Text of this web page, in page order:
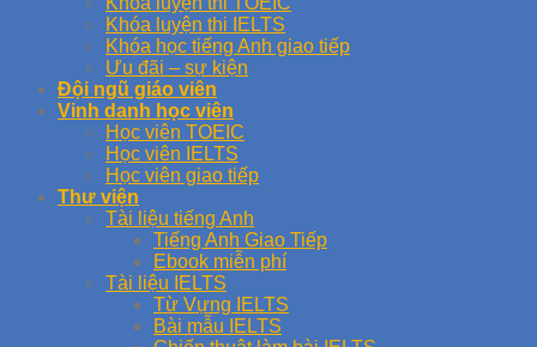
Khóa luyện thi IELTS
Khóa học tiếng Anh giao tiếp
Ưu đãi – sự kiện
Đội ngũ giáo viên
Vinh danh học viên
Học viên TOEIC
Học viên IELTS
Học viên giao tiếp
Thư viện
Tài liệu tiếng Anh
Tiếng Anh Giao Tiếp
Ebook miễn phí
Tài liệu IELTS
Từ Vựng IELTS
Bài mẫu IELTS